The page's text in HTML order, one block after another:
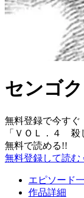
センゴク
無料登録で今すぐ
「 ＶＯＬ．４ 殺
無料で読める!!
無料登録して読む
エピソード
作品詳細